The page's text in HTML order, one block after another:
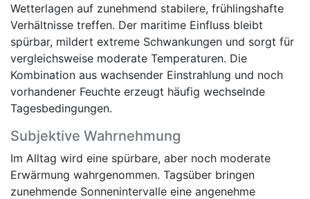
Wetterlagen auf zunehmend stabilere, frühlingshafte
Verhältnisse treffen. Der maritime Einfluss bleibt
spürbar, mildert extreme Schwankungen und sorgt für
vergleichsweise moderate Temperaturen. Die
Kombination aus wachsender Einstrahlung und noch
vorhandener Feuchte erzeugt häufig wechselnde
Tagesbedingungen.
Subjektive Wahrnehmung
Im Alltag wird eine spürbare, aber noch moderate
Erwärmung wahrgenommen. Tagsüber bringen
zunehmende Sonnenintervalle eine angenehme